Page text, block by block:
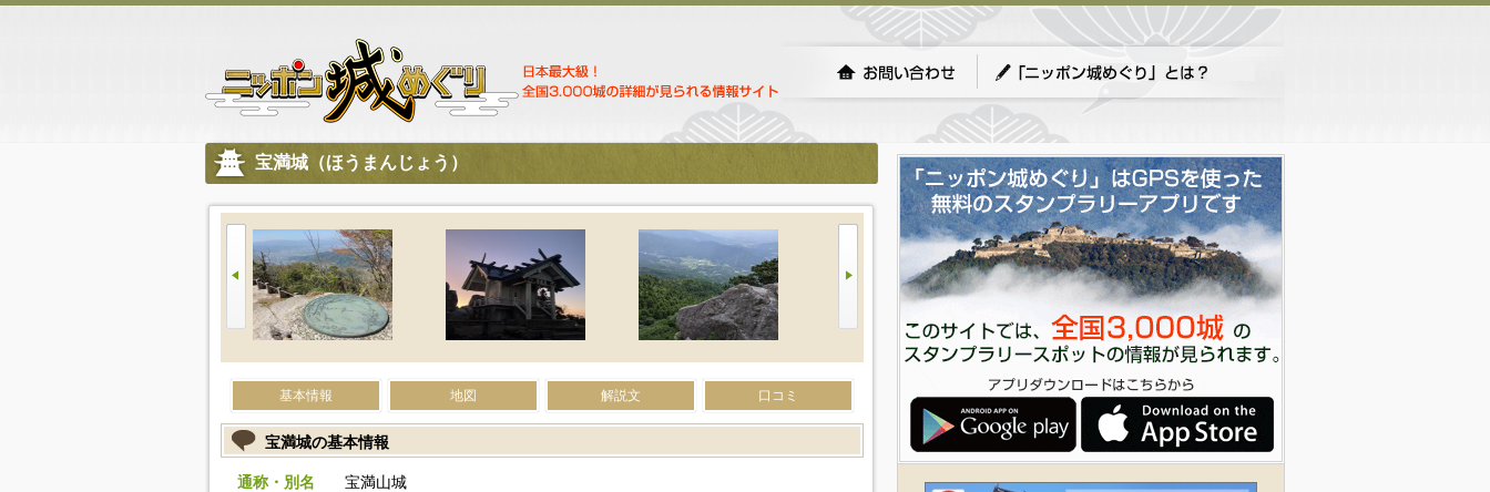
宝満城（ほうまんじょう）
基本情報 地図 解説文 口コミ
宝満城の基本情報
通称・別名
宝満山城